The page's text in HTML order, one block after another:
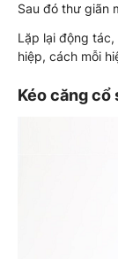
Sau đó thư giãn
Lặp lại động
hiệp, cách mỗi
Kéo căng cổ